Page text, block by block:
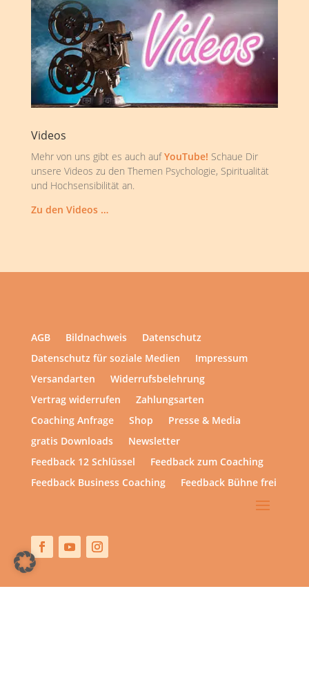
Videos
Mehr von uns gibt es auch aufYouTube! Schaue Dir
unsere Videos zu den Themen Psychologie, Spiritualität
und Hochsensibilität an.
Zu den Videos …
AGB Bildnachweis
Datenschutz
Datenschutz für soziale Medien
Impressum
Versandarten
Widerrufsbelehrung
Vertrag widerrufen
Zahlungsarten
Coaching Anfrage
Shop
Presse & Media
gratis Downloads
Newsletter
Feedback 12 Schlüssel
Feedback zum Coaching
Feedback Business Coaching
Feedback Bühne frei